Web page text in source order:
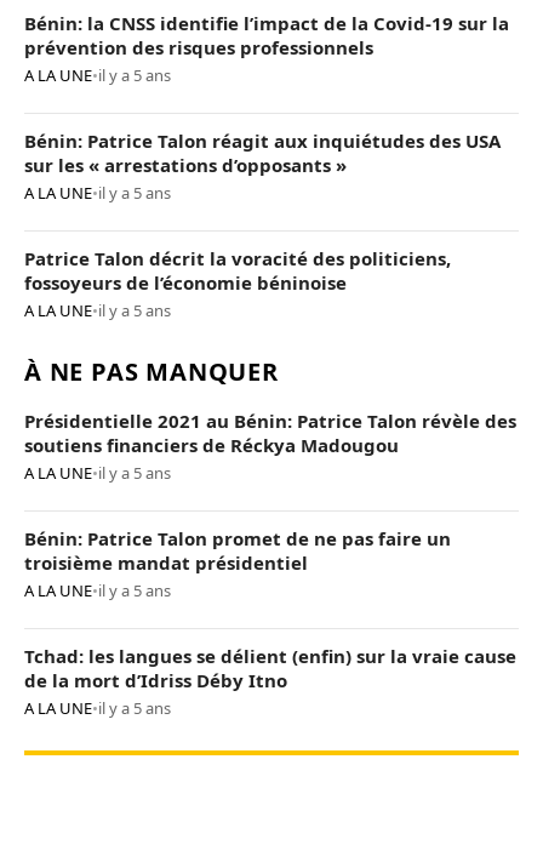
Bénin: la CNSS identifie l’impact de la Covid-19 sur la
prévention des risques professionnels
A LA UNE•il y a 5 ans
Bénin: Patrice Talon réagit aux inquiétudes des USA
sur les « arrestations d’opposants »
A LA UNE•il y a 5 ans
Patrice Talon décrit la voracité des politiciens,
fossoyeurs de l’économie béninoise
A LA UNE•il y a 5 ans
À NE PAS MANQUER
Présidentielle 2021 au Bénin: Patrice Talon révèle des
soutiens financiers de Réckya Madougou
A LA UNE•il y a 5 ans
Bénin: Patrice Talon promet de ne pas faire un
troisième mandat présidentiel
A LA UNE•il y a 5 ans
Tchad: les langues se délient (enfin) sur la vraie cause
de la mort d’Idriss Déby Itno
A LA UNE•il y a 5 ans